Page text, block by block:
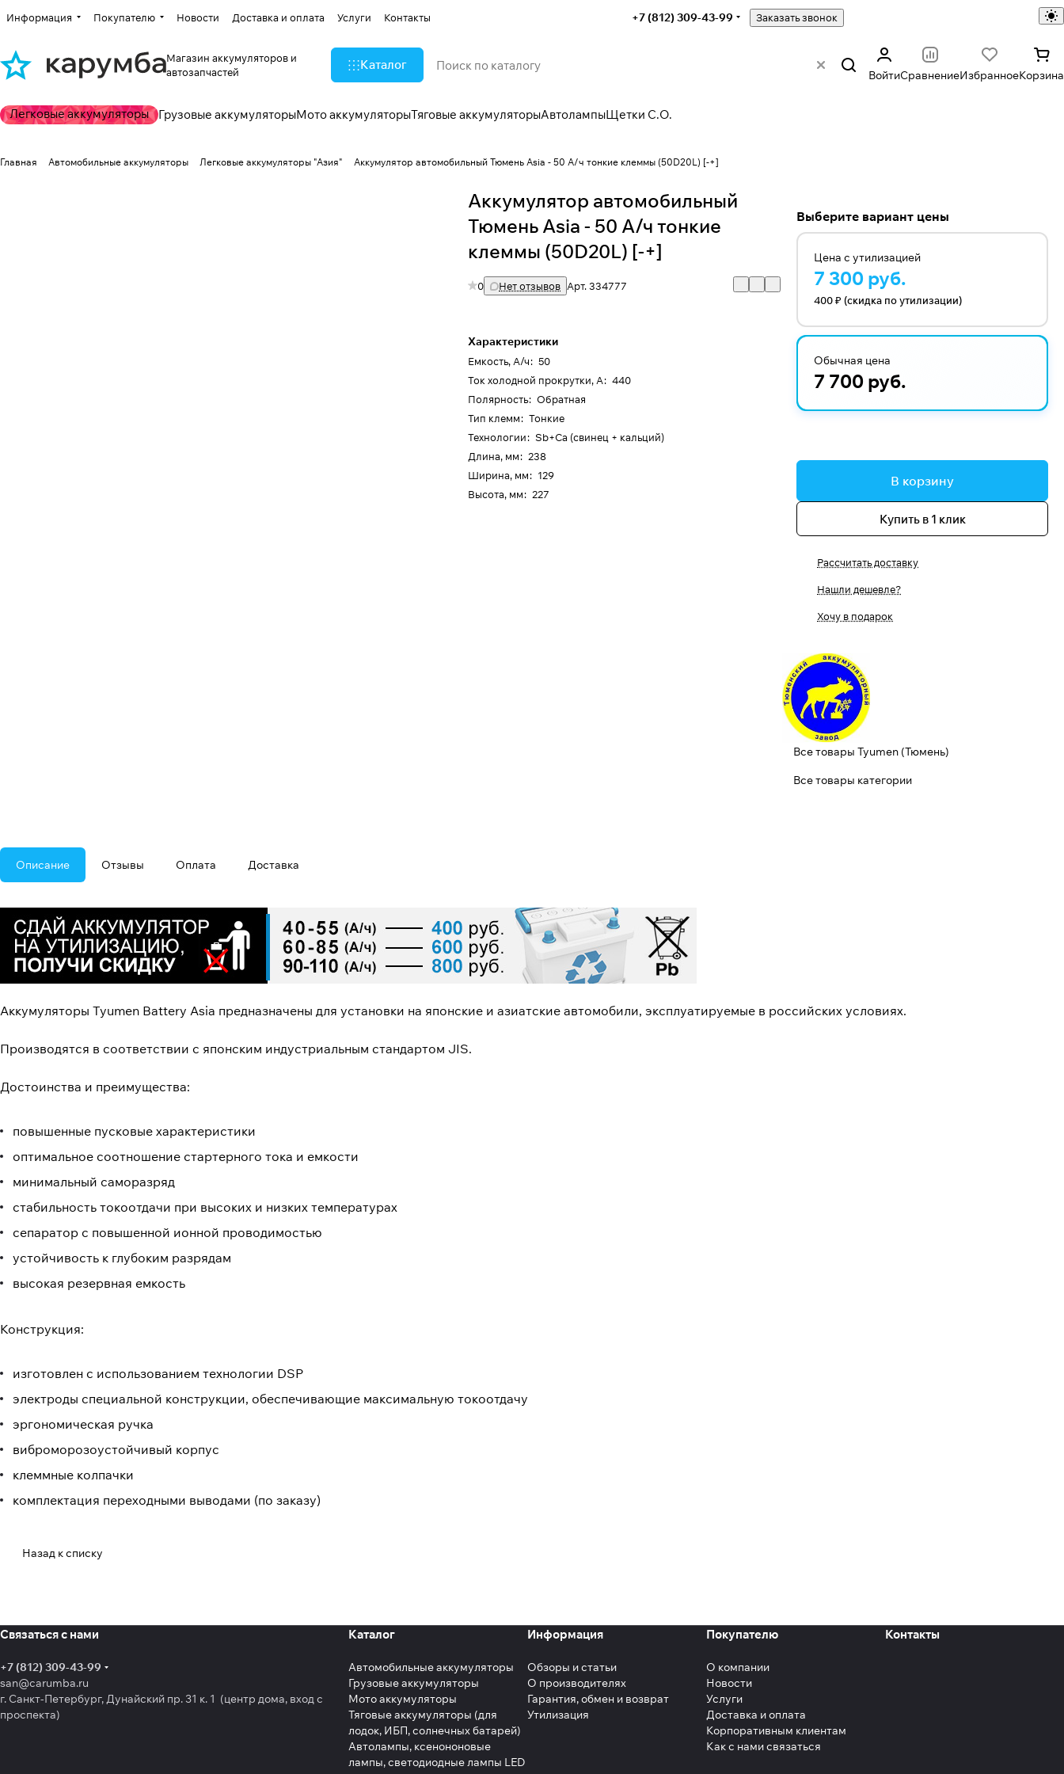
Информация Покупателю Новости Доставка и оплата Услуги Контакты +7 (812) 309-43-99 Заказать звонок
Магазин аккумуляторов и
автозапчастей
Каталог
ВойтиСравнениеИзбранноеКорзина
Легковые аккумуляторы Грузовые аккумуляторыМото аккумуляторыТяговые аккумуляторыАвтолампыЩетки С.О.
Главная Автомобильные аккумуляторы Легковые аккумуляторы "Азия" Аккумулятор автомобильный Тюмень Asia - 50 А/ч тонкие клеммы (50D20L) [-+]
Аккумулятор автомобильный
Тюмень Asia - 50 А/ч тонкие
клеммы (50D20L) [-+]
0 Нет отзывов Арт.334777
Характеристики
Емкость, А/ч: 50
Ток холодной прокрутки, А: 440
Полярность: Обратная
Тип клемм: Тонкие
Технологии: Sb+Ca (свинец + кальций)
Длина, мм: 238
Ширина, мм: 129
Высота, мм: 227
Выберите вариант цены
Цена с утилизацией
7 300 руб.
400 ₽ (скидка по утилизации)
Обычная цена
7 700 руб.
В корзину
Купить в 1 клик
Рассчитать доставку
Нашли дешевле?
Хочу в подарок
Все товары Tyumen (Тюмень)
Все товары категории
Описание Отзывы Оплата Доставка
Аккумуляторы Tyumen Battery Asia предназначены для установки на японские и азиатские автомобили, эксплуатируемые в российских условиях.
Производятся в соответствии с японским индустриальным стандартом JIS.
Достоинства и преимущества:
повышенные пусковые характеристики
оптимальное соотношение стартерного тока и емкости
минимальный саморазряд
стабильность токоотдачи при высоких и низких температурах
сепаратор с повышенной ионной проводимостью
устойчивость к глубоким разрядам
высокая резервная емкость
Конструкция:
изготовлен с использованием технологии DSP
электроды специальной конструкции, обеспечивающие максимальную токоотдачу
эргономическая ручка
виброморозоустойчивый корпус
клеммные колпачки
комплектация переходными выводами (по заказу)
Назад к списку
Связаться с нами
+7 (812) 309-43-99
san@carumba.ru
г. Санкт-Петербург, Дунайский пр. 31 к. 1 (центр дома, вход с
проспекта)
Каталог
Автомобильные аккумуляторы
Грузовые аккумуляторы
Мото аккумуляторы
Тяговые аккумуляторы (для
лодок, ИБП, солнечных батарей)
Автолампы, ксенононовые
лампы, светодиодные лампы LED
Информация
Обзоры и статьи
О производителях
Гарантия, обмен и возврат
Утилизация
Покупателю
О компании
Новости
Услуги
Доставка и оплата
Корпоративным клиентам
Как с нами связаться
Контакты